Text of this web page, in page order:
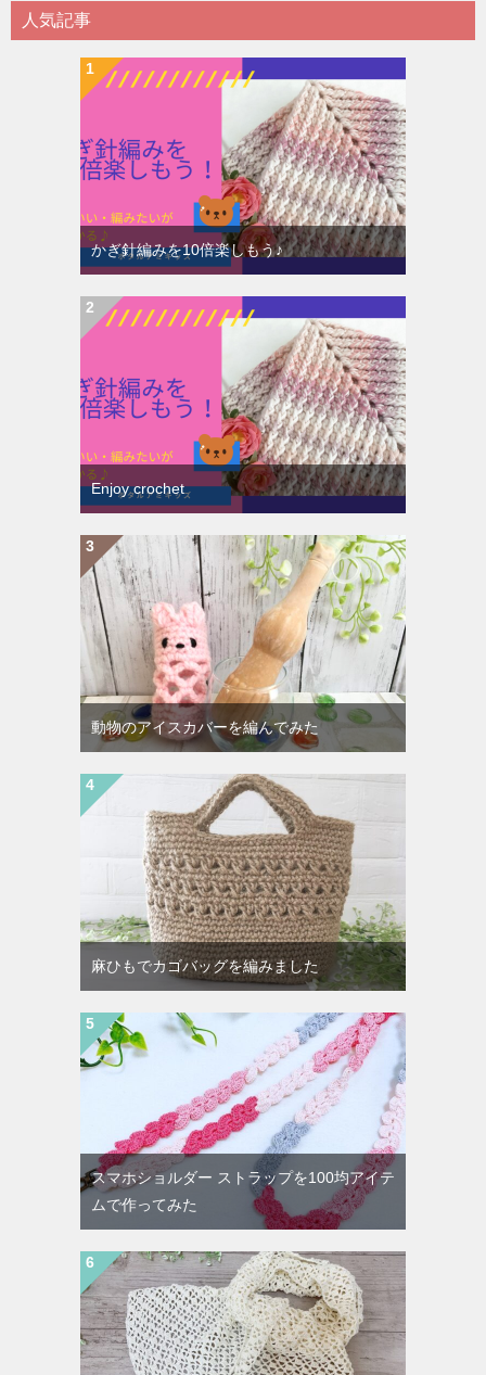
人気記事
かぎ針編みを10倍楽しもう♪
Enjoy crochet
動物のアイスカバーを編んでみた
麻ひもでカゴバッグを編みました
スマホショルダー ストラップを100均アイテ
ムで作ってみた